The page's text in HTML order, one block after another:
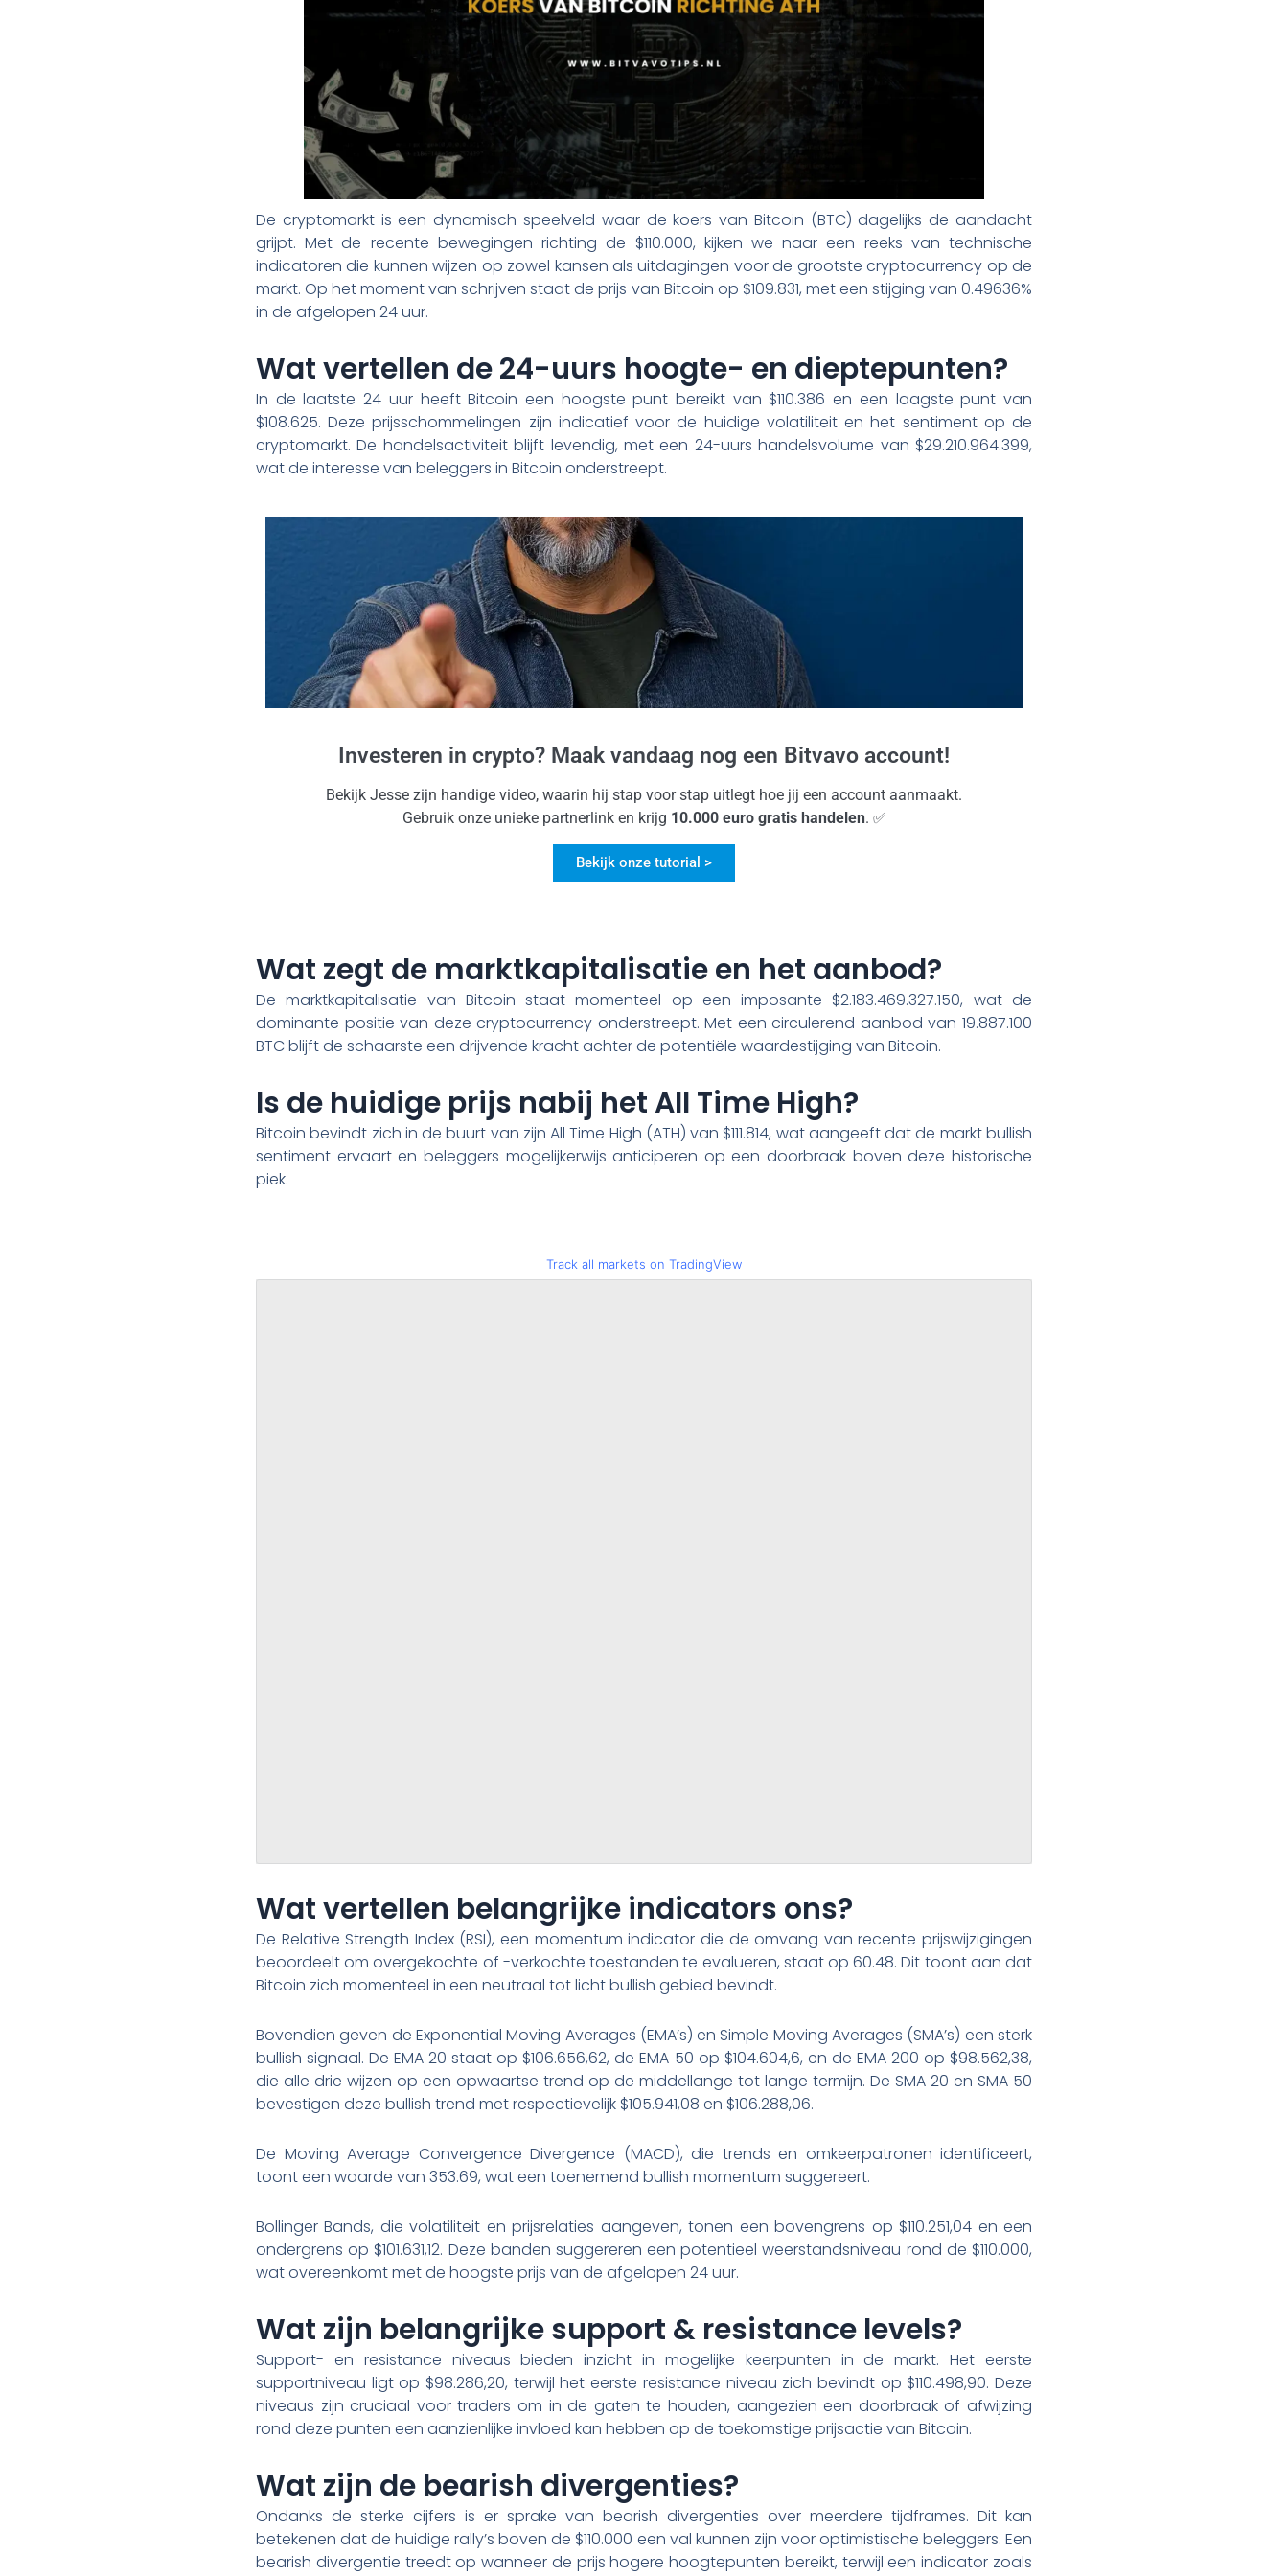
De cryptomarkt is een dynamisch speelveld waar de koers van Bitcoin (BTC) dagelijks de aandacht
grijpt. Met de recente bewegingen richting de $110.000, kijken we naar een reeks van technische
indicatoren die kunnen wijzen op zowel kansen als uitdagingen voor de grootste cryptocurrency op de
markt. Op het moment van schrijven staat de prijs van Bitcoin op $109.831, met een stijging van 0.49636%
in de afgelopen 24 uur.
Wat vertellen de 24-uurs hoogte- en dieptepunten?
In de laatste 24 uur heeft Bitcoin een hoogste punt bereikt van $110.386 en een laagste punt van
$108.625. Deze prijsschommelingen zijn indicatief voor de huidige volatiliteit en het sentiment op de
cryptomarkt. De handelsactiviteit blijft levendig, met een 24-uurs handelsvolume van $29.210.964.399,
wat de interesse van beleggers in Bitcoin onderstreept.
Investeren in crypto? Maak vandaag nog een Bitvavo account!
Bekijk Jesse zijn handige video, waarin hij stap voor stap uitlegt hoe jij een account aanmaakt.
Gebruik onze unieke partnerlink en krijg 10.000 euro gratis handelen. ✅
Bekijk onze tutorial >
Wat zegt de marktkapitalisatie en het aanbod?
De marktkapitalisatie van Bitcoin staat momenteel op een imposante $2.183.469.327.150, wat de
dominante positie van deze cryptocurrency onderstreept. Met een circulerend aanbod van 19.887.100
BTC blijft de schaarste een drijvende kracht achter de potentiële waardestijging van Bitcoin.
Is de huidige prijs nabij het All Time High?
Bitcoin bevindt zich in de buurt van zijn All Time High (ATH) van $111.814, wat aangeeft dat de markt bullish
sentiment ervaart en beleggers mogelijkerwijs anticiperen op een doorbraak boven deze historische
piek.
Track all markets on TradingView
Wat vertellen belangrijke indicators ons?
De Relative Strength Index (RSI), een momentum indicator die de omvang van recente prijswijzigingen
beoordeelt om overgekochte of -verkochte toestanden te evalueren, staat op 60.48. Dit toont aan dat
Bitcoin zich momenteel in een neutraal tot licht bullish gebied bevindt.
Bovendien geven de Exponential Moving Averages (EMA’s) en Simple Moving Averages (SMA’s) een sterk
bullish signaal. De EMA 20 staat op $106.656,62, de EMA 50 op $104.604,6, en de EMA 200 op $98.562,38,
die alle drie wijzen op een opwaartse trend op de middellange tot lange termijn. De SMA 20 en SMA 50
bevestigen deze bullish trend met respectievelijk $105.941,08 en $106.288,06.
De Moving Average Convergence Divergence (MACD), die trends en omkeerpatronen identificeert,
toont een waarde van 353.69, wat een toenemend bullish momentum suggereert.
Bollinger Bands, die volatiliteit en prijsrelaties aangeven, tonen een bovengrens op $110.251,04 en een
ondergrens op $101.631,12. Deze banden suggereren een potentieel weerstandsniveau rond de $110.000,
wat overeenkomt met de hoogste prijs van de afgelopen 24 uur.
Wat zijn belangrijke support & resistance levels?
Support- en resistance niveaus bieden inzicht in mogelijke keerpunten in de markt. Het eerste
supportniveau ligt op $98.286,20, terwijl het eerste resistance niveau zich bevindt op $110.498,90. Deze
niveaus zijn cruciaal voor traders om in de gaten te houden, aangezien een doorbraak of afwijzing
rond deze punten een aanzienlijke invloed kan hebben op de toekomstige prijsactie van Bitcoin.
Wat zijn de bearish divergenties?
Ondanks de sterke cijfers is er sprake van bearish divergenties over meerdere tijdframes. Dit kan
betekenen dat de huidige rally’s boven de $110.000 een val kunnen zijn voor optimistische beleggers. Een
bearish divergentie treedt op wanneer de prijs hogere hoogtepunten bereikt, terwijl een indicator zoals